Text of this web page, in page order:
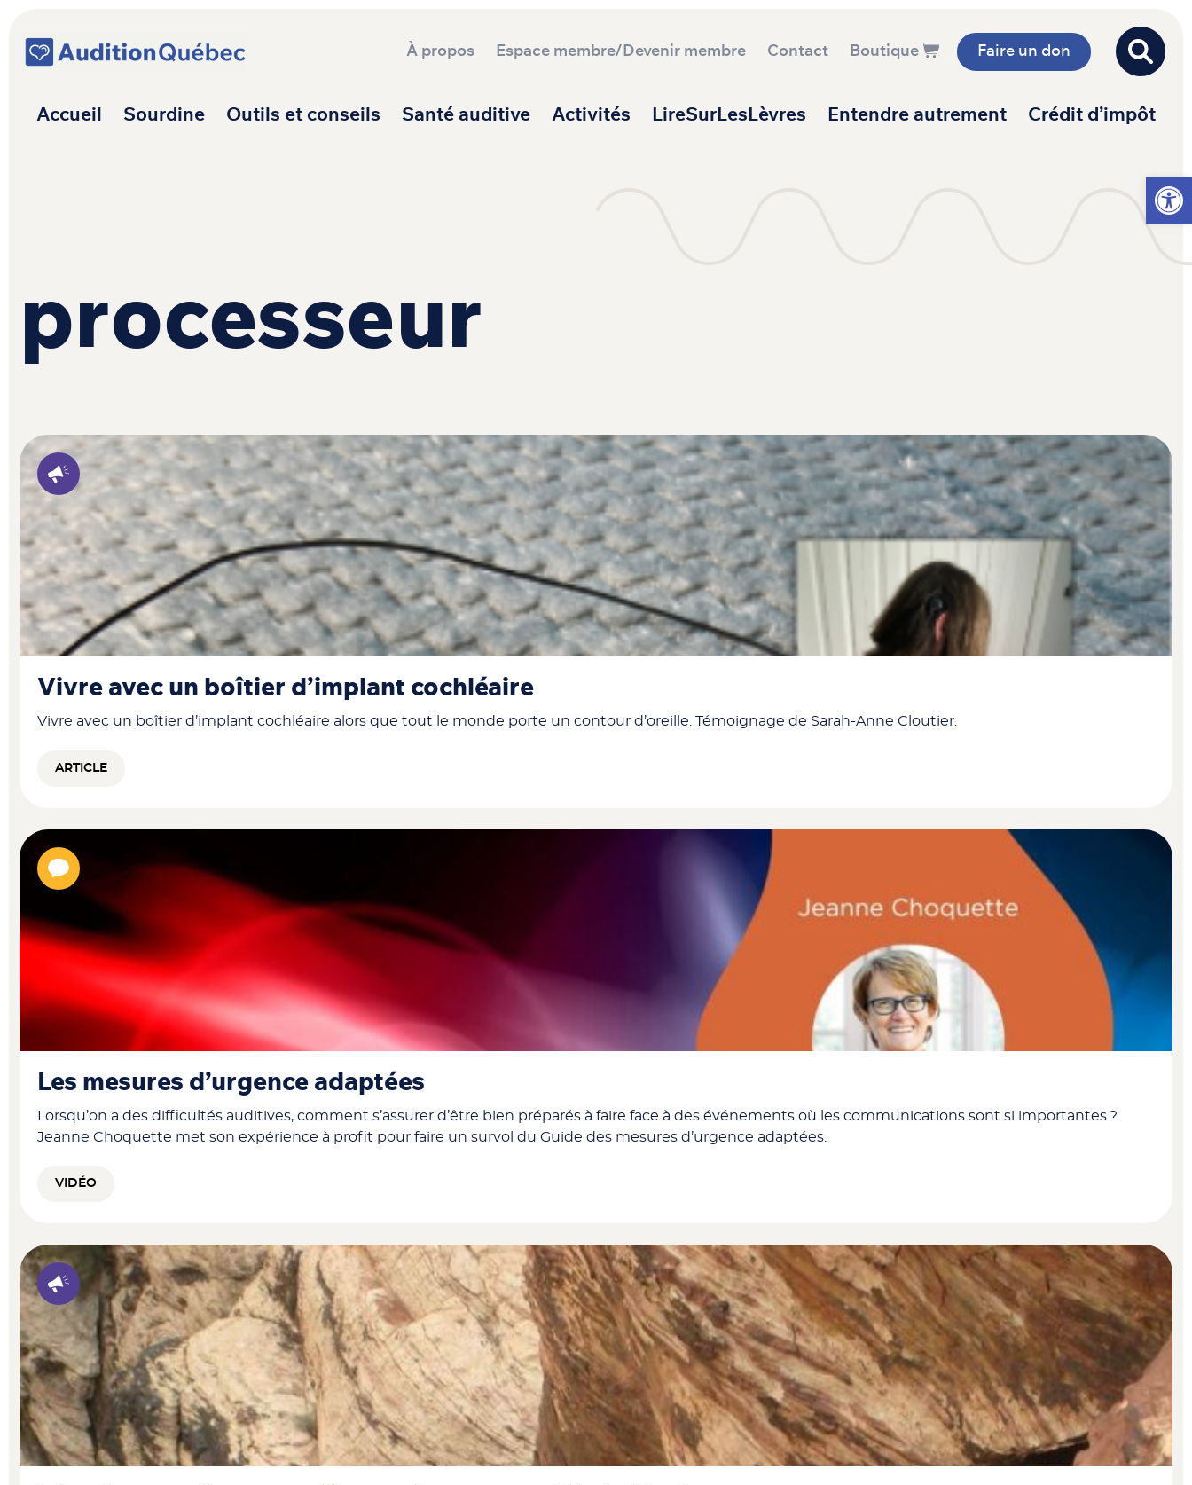
Ouvrir
Navigation principale
À propos Espace membre/Devenir membre Contact Boutique Faire un don
Accueil Sourdine Outils et conseils Santé auditive Activités LireSurLesLèvres Entendre autrement Crédit d’impôt
processeur
Vivre avec un boîtier d’implant cochléaire
Vivre avec un boîtier d’implant cochléaire alors que tout le monde porte un contour d’oreille. Témoignage de Sarah-Anne Cloutier.
ARTICLE
Les mesures d’urgence adaptées
Lorsqu’on a des difficultés auditives, comment s’assurer d’être bien préparés à faire face à des événements où les communications sont si importantes ?
Jeanne Choquette met son expérience à profit pour faire un survol du Guide des mesures d’urgence adaptées.
VIDÉO